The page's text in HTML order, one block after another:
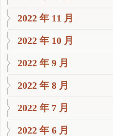
2022 年 11 月
2022 年 10 月
2022 年 9 月
2022 年 8 月
2022 年 7 月
2022 年 6 月